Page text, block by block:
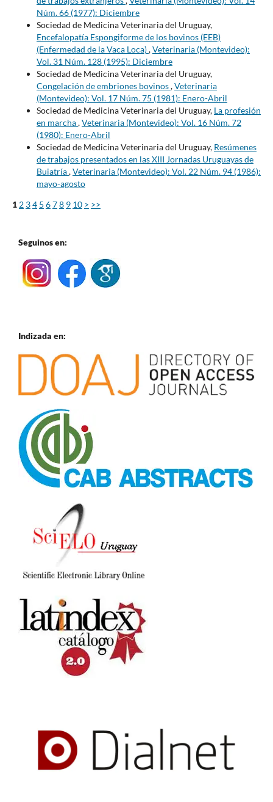
Núm. 66 (1977): Diciembre
Sociedad de Medicina Veterinaria del Uruguay,
Encefalopatía Espongiforme de los bovinos (EEB)
(Enfermedad de la Vaca Loca),Veterinaria (Montevideo):
Vol. 31 Núm. 128 (1995): Diciembre
Sociedad de Medicina Veterinaria del Uruguay,
Congelación de embriones bovinos,Veterinaria
(Montevideo): Vol. 17 Núm. 75 (1981): Enero-Abril
Sociedad de Medicina Veterinaria del Uruguay, La profesión
en marcha,Veterinaria (Montevideo): Vol. 16 Núm. 72
(1980): Enero-Abril
Sociedad de Medicina Veterinaria del Uruguay, Resúmenes
de trabajos presentados en las XIII Jornadas Uruguayas de
Buiatría,Veterinaria (Montevideo): Vol. 22 Núm. 94 (1986):
mayo-agosto
1 2 34 5 678 9 10 > >>
Seguinos en:
Indizada en: